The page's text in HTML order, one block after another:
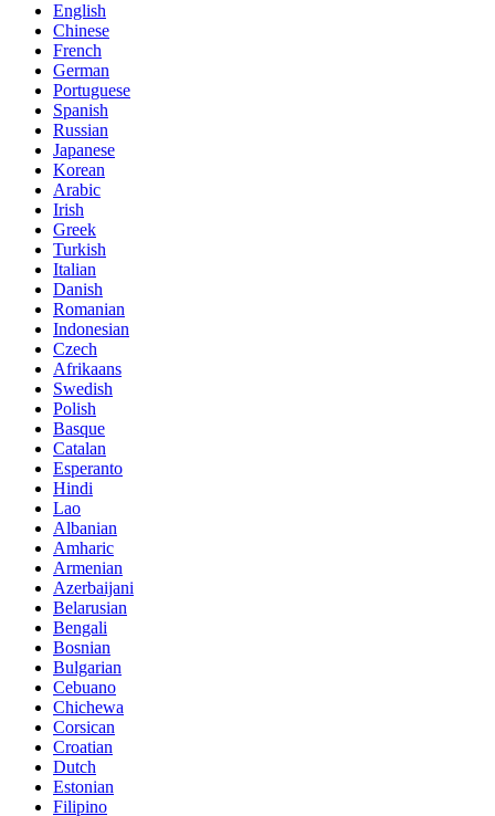
English
Chinese
French
German
Portuguese
Spanish
Russian
Japanese
Korean
Arabic
Irish
Greek
Turkish
Italian
Danish
Romanian
Indonesian
Czech
Afrikaans
Swedish
Polish
Basque
Catalan
Esperanto
Hindi
Lao
Albanian
Amharic
Armenian
Azerbaijani
Belarusian
Bengali
Bosnian
Bulgarian
Cebuano
Chichewa
Corsican
Croatian
Dutch
Estonian
Filipino